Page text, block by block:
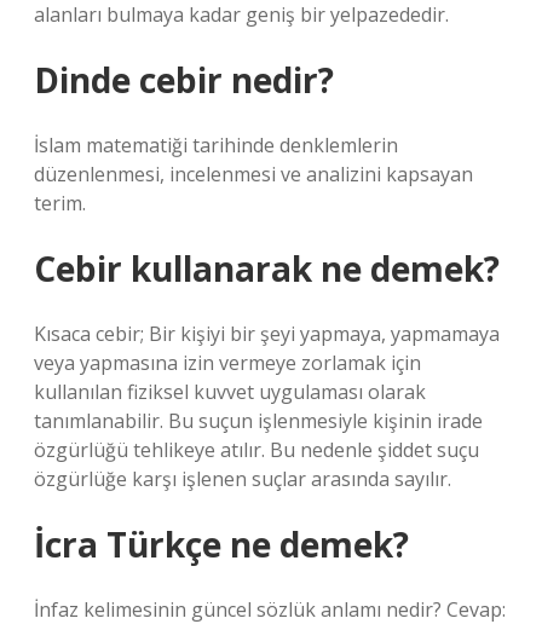
alanları bulmaya kadar geniş bir yelpazededir.
Dinde cebir nedir?
İslam matematiği tarihinde denklemlerin
düzenlenmesi, incelenmesi ve analizini kapsayan
terim.
Cebir kullanarak ne demek?
Kısaca cebir; Bir kişiyi bir şeyi yapmaya, yapmamaya
veya yapmasına izin vermeye zorlamak için
kullanılan fiziksel kuvvet uygulaması olarak
tanımlanabilir. Bu suçun işlenmesiyle kişinin irade
özgürlüğü tehlikeye atılır. Bu nedenle şiddet suçu
özgürlüğe karşı işlenen suçlar arasında sayılır.
İcra Türkçe ne demek?
İnfaz kelimesinin güncel sözlük anlamı nedir? Cevap: